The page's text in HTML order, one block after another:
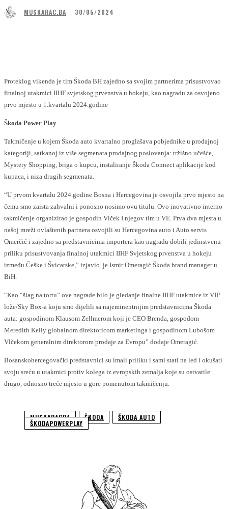
MUSKARAC.BA 30/05/2024
Proteklog vikenda je tim Škoda BH zajedno sa svojim partnerima prisustvovao
finalnoj utakmici IIHF svjetskog prvenstva u hokeju, kao nagradu za osvojeno
prvo mjesto u 1.kvartalu 2024.godine
Škoda Power Play
Takmičenje u kojem Škoda auto kvartalno proglašava pobjednike u prodajnoj
kategoriji, satkanoj iz više segmenata prodajnog poslovanja: tržišno učešće,
Mystery Shopping, briga o kupcu, instaliranje Škoda Connect aplikacije kod
kupaca, i niza drugih segmenata.
“U prvom kvartalu 2024.godine Bosna i Hercegovina je osvojila prvo mjesto na
čemu smo zaista zahvalni i ponosno nosimo ovu titulu. Ovo inovativno interno
takmičenje organizirao je gospodin Vlček I njegov tim u VE. Prva dva mjesta u
našoj mreži ovlaštenih partnera osvojili su Hercegovina auto i Auto servis
Omerčić i zajedno sa predstavnicima importera kao nagradu dobili jedinstvenu
priliku prisustvovanja finalnoj utakmici IIHF Svjetskog prvenstva u hokeju
između Češke i Švicarske,” izjavio je Ismir Omeragić Škoda brand manager u
BiH.
“Kao “šlag na tortu” ove nagrade bilo je gledanje finalne IIHF utakmice iz VIP
lože/Sky Box-a koju smo dijelili sa najeminentnijim predstavnicima Škoda
auta: gospodinom Klausom Zellmerom koji je CEO Brenda, gospođom
Meredith Kelly globalnom direktoricom marketinga i gospodinom Lubošom
Vlčekom generalnim direktorom prodaje za Evropu” dodaje Omeragić.
Bosanskohercegovački predstavnici su imali priliku i sami stati na led i okušati
svoju sreću u utakmici protiv kolega iz evropskih zemalja koje su ostvarile
drugo, odnosno treće mjesto u gore pomenutom takmičenju.
MUSKARACBA ŠKODA ŠKODA AUTO
ŠKODAPOWERPLAY